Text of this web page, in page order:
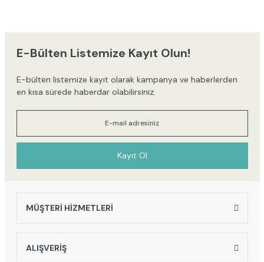
Ürün resmi kalitesiz, bozuk veya görüntülenemiyor.
Ürün açıklamasında eksik bilgiler bulunuyor.
Ürün fiyatı diğer sitelerden daha pahalı.
Bu ürüne benzer farklı alternatifler olmalı.
E-Bülten Listemize Kayıt Olun!
E-bülten listemize kayıt olarak kampanya ve haberlerden
en kısa sürede haberdar olabilirsiniz.
Kayıt Ol
MÜŞTERİ HİZMETLERİ
ALIŞVERİŞ